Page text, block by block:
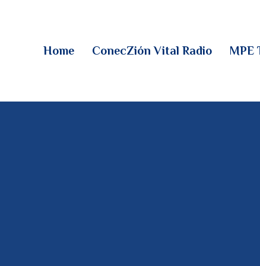
Home ConecZión Vital Radio MPE
CONECZIÓN VITAL
MPE TV